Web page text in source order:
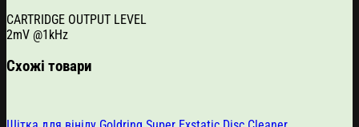
CARTRIDGE OUTPUT LEVEL
2mV @1kHz
Схожі товари